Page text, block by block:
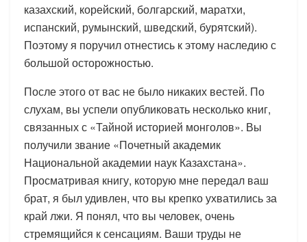
казахский, корейский, болгарский, маратхи,
испанский, румынский, шведский, бурятский).
Поэтому я поручил отнестись к этому наследию с
большой осторожностью.
После этого от вас не было никаких вестей. По
слухам, вы успели опубликовать несколько книг,
связанных с «Тайной историей монголов». Вы
получили звание «Почетный академик
Национальной академии наук Казахстана».
Просматривая книгу, которую мне передал ваш
брат, я был удивлен, что вы крепко ухватились за
край лжи. Я понял, что вы человек, очень
стремящийся к сенсациям. Ваши труды не